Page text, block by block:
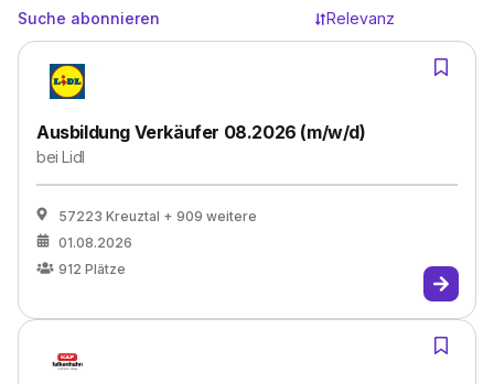
Suche abonnieren Relevanz
Ausbildung Verkäufer 08.2026 (m/w/d)
beiLidl
57223 Kreuztal + 909 weitere
01.08.2026
912 Plätze